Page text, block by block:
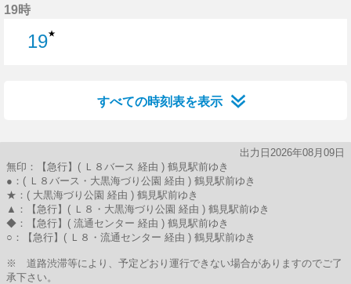
19時
19★
すべての時刻表を表示
出力日2026年08月09日
無印：【急行】( Ｌ８バース 経由 ) 鶴見駅前ゆき
●：( Ｌ８バース・大黒海づり公園 経由 ) 鶴見駅前ゆき
★：( 大黒海づり公園 経由 ) 鶴見駅前ゆき
▲：【急行】( Ｌ８・大黒海づり公園 経由 ) 鶴見駅前ゆき
◆：【急行】( 流通センター 経由 ) 鶴見駅前ゆき
○：【急行】( Ｌ８・流通センター 経由 ) 鶴見駅前ゆき
※ 道路渋滞等により、予定どおり運行できない場合がありますのでご了
承下さい。